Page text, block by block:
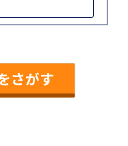
さがす